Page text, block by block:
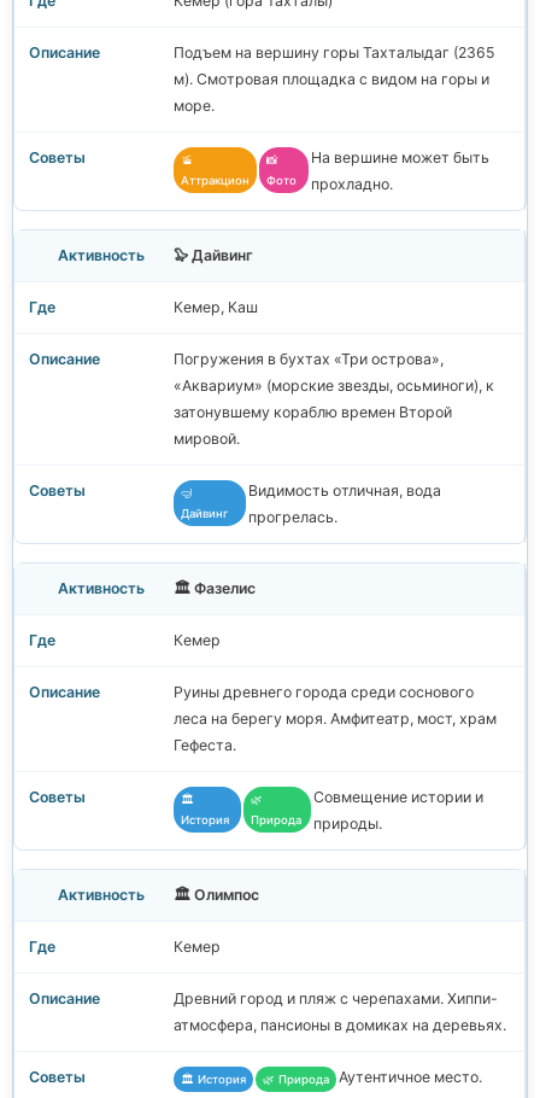
Подъем на вершину горы Тахталыдаг (2365
м). Смотровая площадка с видом на горы и
море.
🚡
Аттракцион
📸
Фото
На вершине может быть
прохладно.
🦭 Дайвинг
Кемер, Каш
Погружения в бухтах «Три острова»,
«Аквариум» (морские звезды, осьминоги), к
затонувшему кораблю времен Второй
мировой.
🤿
Дайвинг
Видимость отличная, вода
прогрелась.
🏛️ Фазелис
Кемер
Руины древнего города среди соснового
леса на берегу моря. Амфитеатр, мост, храм
Гефеста.
🏛️
История
🌿
Природа
Совмещение истории и
природы.
🏛️ Олимпос
Кемер
Древний город и пляж с черепахами. Хиппи-
атмосфера, пансионы в домиках на деревьях.
🏛️ История 🌿 Природа Аутентичное место.